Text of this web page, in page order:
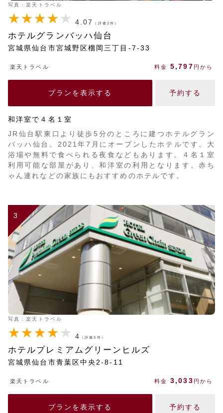
写真：楽天トラベル
4.07 （評価2件）
ホテルグランバッハ仙台
宮城県仙台市宮城野区榴岡三丁目-7-33
和洋室で４名１室
JR仙台駅東口より徒歩5分のところに建つホテルグラン
バッハ仙台。2021年7月にオープンしたホテルです。大
浴場や無料で食べられる夜食などもあります。４名１室
利用可能な部屋があり、和洋室の利用となります。赤ち
ゃん連れなどの家族にもおすすめのホテルです。
楽天トラベル 料金 5,797 円から
プランを表示する 予約する
3
写真：楽天トラベル
4 （評価3件）
ホテルプレミアムグリーンヒルズ
宮城県仙台市青葉区中央2-8-11
楽天トラベル 料金 3,033 円から
プランを表示する 予約する